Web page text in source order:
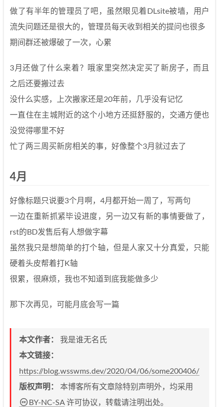
做了有半年的管理员了吧，虽然眼见着DLsite被墙，用户
流失问题还是很大的，管理员每天收到相关的提问也很多
期间群还被爆破了一次，心累
3月还做了什么来着？哦家里突然决定买了新房子，而且
之后还要搬过去
没什么实感，上次搬家还是20年前，几乎没有记忆
一直住在主城附近的这个小地方还挺舒服的，交通方便也
没觉得哪里不好
忙了两三周买新房相关的事，好像整个3月就过去了
4月
好像标题只说要3个月啊，4月都开始一周了，写两句
一边在重新抓紧毕设进度，另一边又有新的事情要做了，
rst的BD发售后有人想做字幕
虽然我只是想简单的打个轴，但是人家又十分真爱，只能
硬着头皮帮着打K轴
很累，很麻烦，我也不知道到底我能做多少
那下次再见，可能月底会写一篇
本文作者： 我是谁无名氏
本文链接：
https://blog.wsswms.dev/2020/04/06/some200406/
版权声明： 本博客所有文章除特别声明外，均采用
BY-NC-SA许可协议，转载请注明出处。